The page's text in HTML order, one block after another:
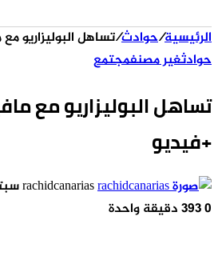
المظلمالرئيسية/حوادث/تساهل البوليزاريو
حوادثغير مصنفمجتمع
تساهل البوليزاريو مع
+فيديو
rachidcanarias
0
دقيقة واحدة